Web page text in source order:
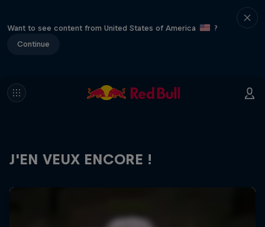
Want to see content from United States of America
?
Continue
J'EN VEUX ENCORE !